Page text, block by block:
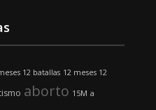
12 batallas 12 meses 12
aborto 15M a